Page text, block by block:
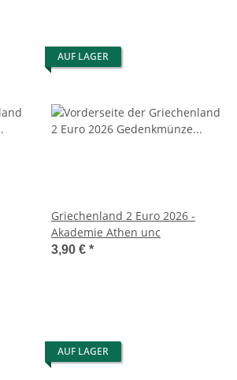
AUF LAGER
Griechenland 2 Euro 2026 -
Akademie Athen unc
3,90 € *
AUF LAGER